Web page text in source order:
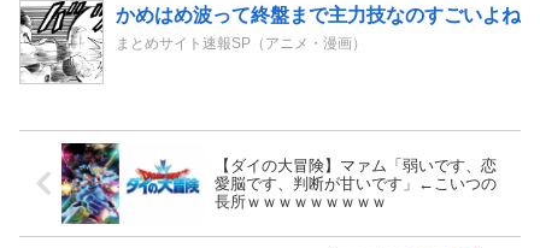
かめはめ波って終盤まで主力技なのすごいよね
まとめサイト速報SP（アニメ・漫画）
【ダイの大冒険】マァム「弱いです、恋
愛脳です、判断が甘いです」←こいつの
長所ｗｗｗｗｗｗｗｗｗ